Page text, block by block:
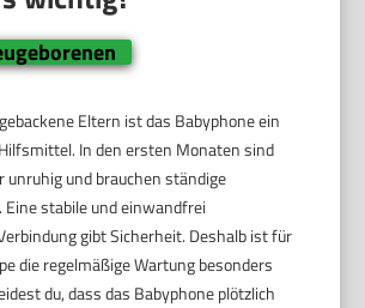
Eltern ist das Babyphone ein
In den ersten Monaten sind
unruhig und brauchen ständige
stabile und einwandfrei
gibt Sicherheit. Deshalb ist für
die regelmäßige Wartung besonders
du, dass das Babyphone plötzlich